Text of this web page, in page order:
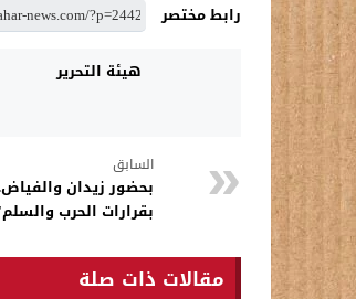
رابط مختصر
هيئة التحرير
السابق
بحضور زيدان
بقرارات الحرب
مقالات ذات صلة